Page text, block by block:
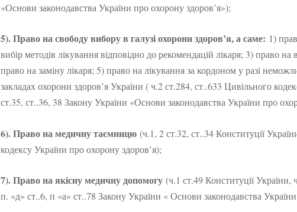
«Основи законодавства України про охорону здоров’я»);
5). Право на свободу вибору в галузі охорони здоров’я, а саме: 1)
вибір методів лікування відповідно до рекомендацій лікаря; 3) право на
право на заміну лікаря; 5) право на лікування за кордоном у разі
закладах охорони здоров’я України ( ч.2 ст.284, ст..633 Цивільного
ст.35, ст..36, 38 Закону України «Основи законодавства України про
6). Право на медичну таємницю (ч.1, 2 ст.32, ст..34 Конституції
кодексу України про охорону здоров’я);
7). Право на якісну медичну допомогу (ч.1 ст.49 Конституції
п. «д» ст..6, п «а» ст..78 Закону України « Основи законодавства